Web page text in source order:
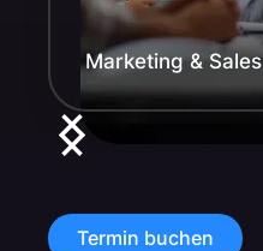
Marketing & Sales
Termin buchen